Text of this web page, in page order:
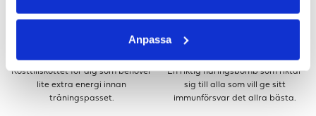
Anpassa
Kosttillskottet för dig som behöver
lite extra energi innan
träningspasset.
En riktig näringsbomb som riktar
sig till alla som vill ge sitt
immunförsvar det allra bästa.